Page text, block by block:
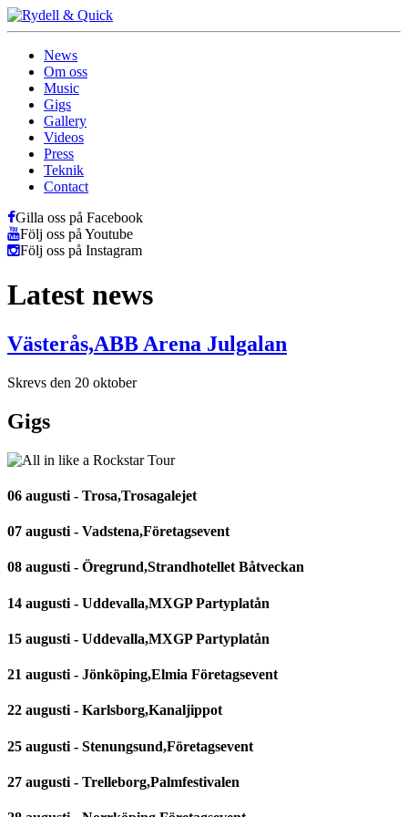
News
Om oss
Music
Gigs
Gallery
Videos
Press
Teknik
Contact
Gilla oss på Facebook
Följ oss på Youtube
Följ oss på Instagram
Latest news
Västerås,ABB Arena Julgalan
Skrevs den 20 oktober
Gigs
06 augusti - Trosa,Trosagalejet
07 augusti - Vadstena,Företagsevent
08 augusti - Öregrund,Strandhotellet Båtveckan
14 augusti - Uddevalla,MXGP Partyplatån
15 augusti - Uddevalla,MXGP Partyplatån
21 augusti - Jönköping,Elmia Företagsevent
22 augusti - Karlsborg,Kanaljippot
25 augusti - Stenungsund,Företagsevent
27 augusti - Trelleborg,Palmfestivalen